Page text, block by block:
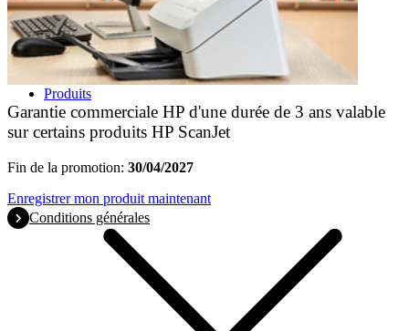
Produits
Garantie commerciale HP d'une durée de 3 ans valable
sur certains produits HP ScanJet
Fin de la promotion: 30/04/2027
Enregistrer mon produit maintenant
Conditions générales